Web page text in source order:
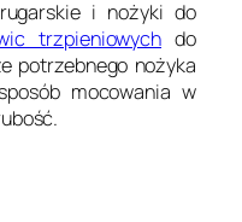
i nożyki do
trzpieniowych do
potrzebnego nożyka
mocowania w